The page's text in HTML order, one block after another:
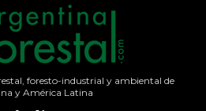
foresto-industrial y ambiental de
y América Latina